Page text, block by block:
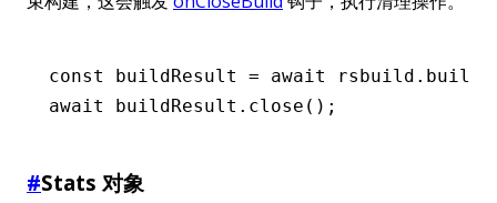
const buildResult = await rsbuild .build
await
buildResult .close ();
#Stats 对象